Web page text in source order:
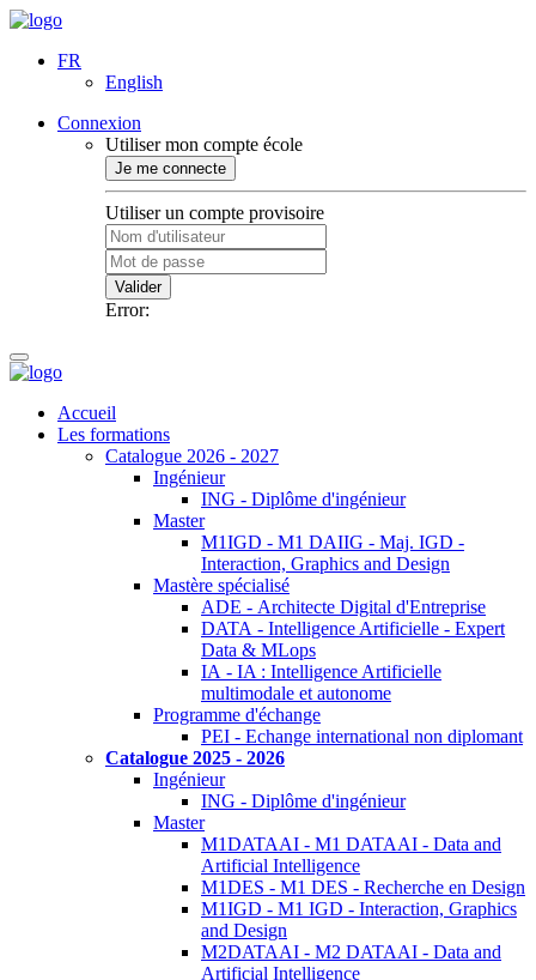
FR
English
Connexion
Utiliser mon compte école
Je me connecte
Utiliser un compte provisoire
Valider
Error:
Accueil
Les formations
Catalogue 2026 - 2027
Ingénieur
ING - Diplôme d'ingénieur
Master
M1IGD - M1 DAIIG - Maj. IGD -
Interaction, Graphics and Design
Mastère spécialisé
ADE - Architecte Digital d'Entreprise
DATA - Intelligence Artificielle - Expert
Data & MLops
IA - IA : Intelligence Artificielle
multimodale et autonome
Programme d'échange
PEI - Echange international non diplomant
Catalogue 2025 - 2026
Ingénieur
ING - Diplôme d'ingénieur
Master
M1DATAAI - M1 DATAAI - Data and
Artificial Intelligence
M1DES - M1 DES - Recherche en Design
M1IGD - M1 IGD - Interaction, Graphics
and Design
M2DATAAI - M2 DATAAI - Data and
Artificial Intelligence